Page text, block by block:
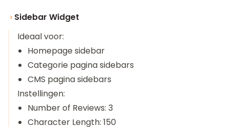
Sidebar Widget
Ideaal voor:
Homepage sidebar
Categorie pagina sidebars
CMS pagina sidebars
Instellingen:
Number of Reviews: 3
Character Length: 150